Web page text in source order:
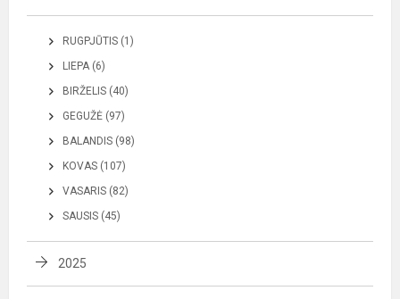
RUGPJŪTIS (1)
LIEPA (6)
BIRŽELIS (40)
GEGUŽĖ (97)
BALANDIS (98)
KOVAS (107)
VASARIS (82)
SAUSIS (45)
2025